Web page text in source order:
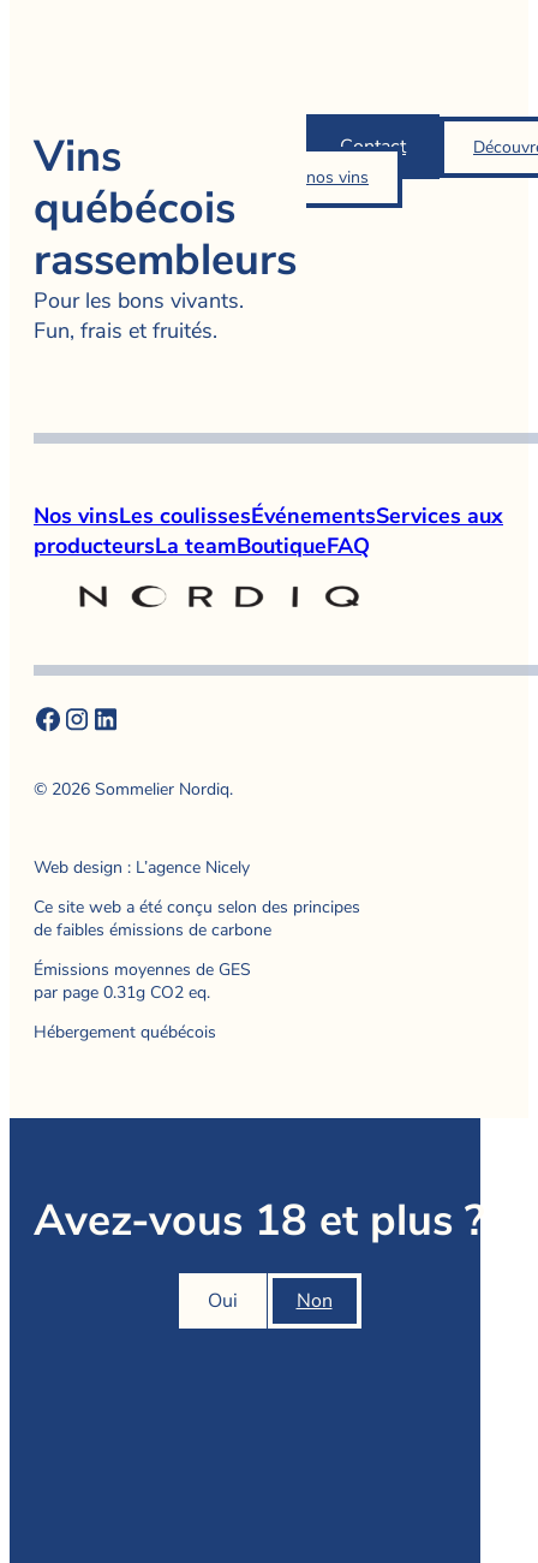
Vins
québécois
rassembleurs
Pour les bons vivants.
Fun, frais et fruités.
Contact
nos vins
Nos vinsLes coulissesÉvénementsServices aux
producteursLa teamBoutiqueFAQ
© 2026 Sommelier Nordiq.
Web design : L’agence Nicely
Ce site web a été conçu selon des principes
de faibles émissions de carbone
Émissions moyennes de GES
par page 0.31g CO2 eq.
Hébergement québécois
Avez-vous 18 et plus ?
Oui Non